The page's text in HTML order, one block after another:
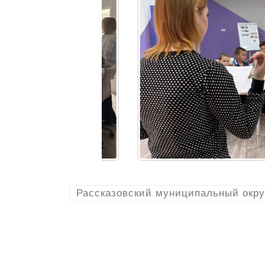
Рассказовский муниципальный